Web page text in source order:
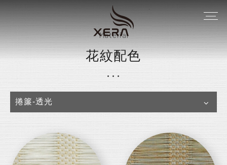
Material
花紋配色
捲簾-透光